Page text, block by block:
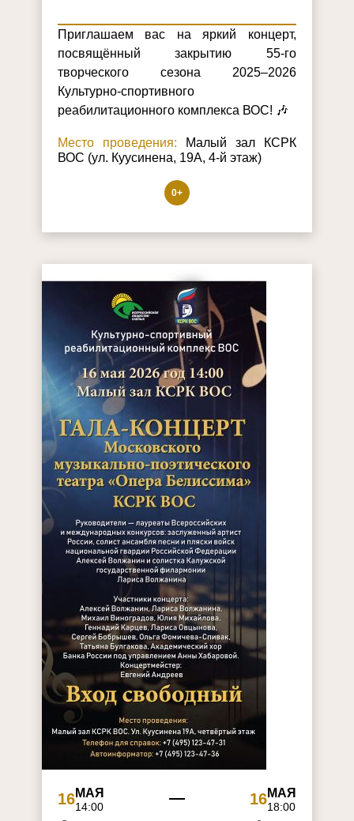
Приглашаем вас на яркий концерт,
посвящённый закрытию 55-го
творческого сезона 2025–2026
Культурно-спортивного
реабилитационного комплекса ВОС! 🎶
Место проведения: Малый зал КСРК
ВОС (ул. Куусинена, 19А, 4-й этаж)
0+
16МАЯ
14:00 16МАЯ
18:00